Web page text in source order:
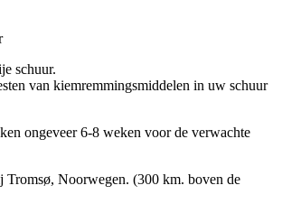
schuur.
van kiemremmingsmiddelen in uw schuur
ongeveer 6-8 weken voor de verwachte
Tromsø, Noorwegen. (300 km. boven de